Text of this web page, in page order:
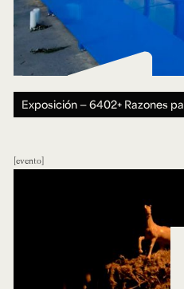
Exposición — 6402+ Razones
evento